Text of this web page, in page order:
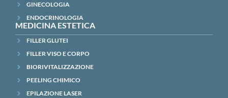
GINECOLOGIA
ENDOCRINOLOGIA
MEDICINA ESTETICA
FILLER GLUTEI
FILLER VISO E CORPO
BIORIVITALIZZAZIONE
PEELING CHIMICO
EPILAZIONE LASER